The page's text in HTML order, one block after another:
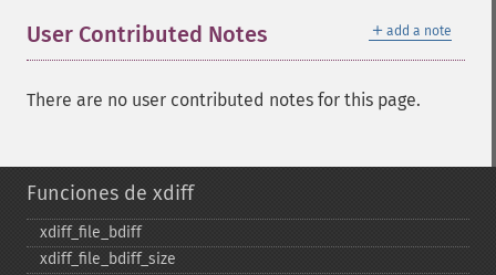
＋ add a note
User Contributed Notes
There are no user contributed notes for this page.
Funciones de xdiff
xdiff_​file_​bdiff
xdiff_​file_​bdiff_​size